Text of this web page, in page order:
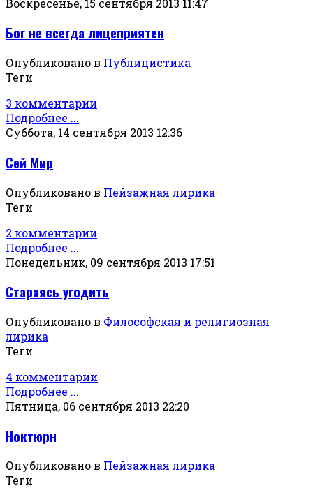
Бог не всегда лицеприятен
Опубликовано в Публицистика
Теги
3 комментарии
Подробнее ...
Суббота, 14 сентября 2013 12:36
Сей Мир
Опубликовано в Пейзажная лирика
Теги
2 комментарии
Подробнее ...
Понедельник, 09 сентября 2013 17:51
Стараясь угодить
Опубликовано в Философская и религиозная
лирика
Теги
4 комментарии
Подробнее ...
Пятница, 06 сентября 2013 22:20
Ноктюрн
Опубликовано в Пейзажная лирика
Теги